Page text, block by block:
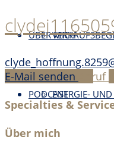
ENERGIE-
ÜBER MICH
PODCAST
E-Mail senden
Anruf
Specialties &
Über mich